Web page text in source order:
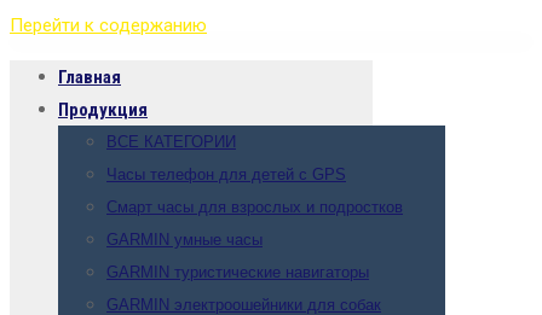
Перейти к содержанию
Главная
Продукция
ВСЕ КАТЕГОРИИ
Часы телефон для детей с GPS
Смарт часы для взрослых и подростков
GARMIN умные часы
GARMIN туристические навигаторы
GARMIN электроошейники для собак